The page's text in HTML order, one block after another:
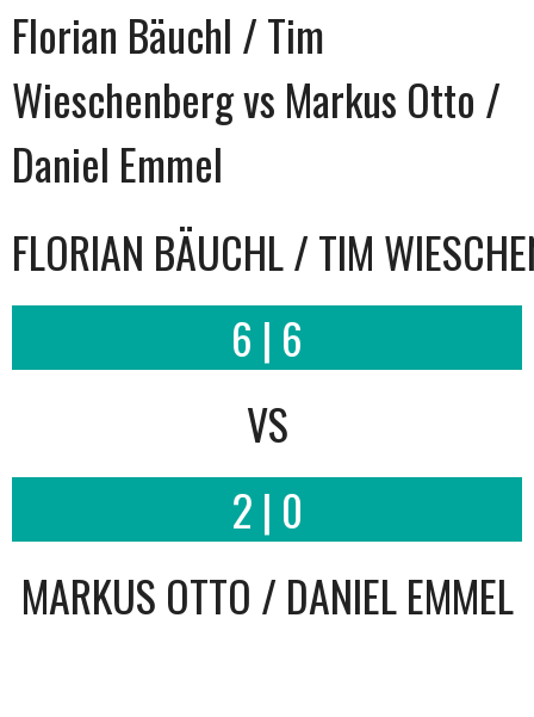
Florian Bäuchl / Tim
Wieschenberg vs Markus Otto /
Daniel Emmel
FLORIAN BÄUCHL / TIM
6 | 6
VS
2 | 0
MARKUS OTTO / DANIEL EMMEL